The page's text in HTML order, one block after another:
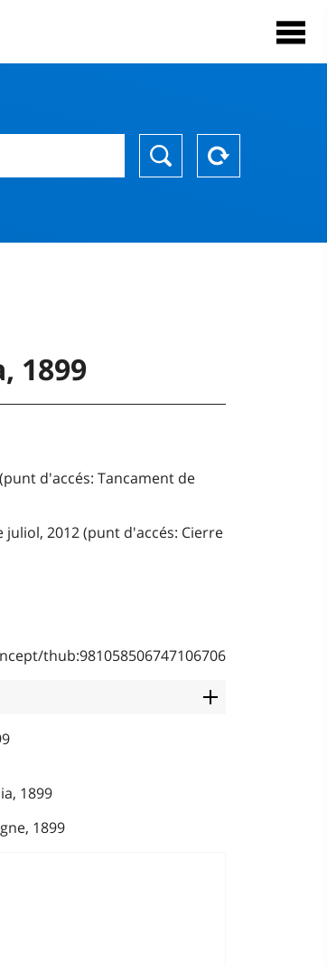
1899
d'accés: Tancament de
2012 (punt d'accés: Cierre
thub:981058506747106706
1899
1899